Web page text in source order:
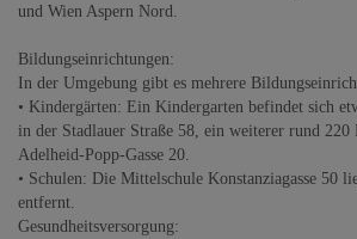
und Wien Aspern Nord.
Bildungseinrichtungen:
In der Umgebung gibt es mehrere
• Kindergärten: Ein Kindergarten befindet sich
in der Stadlauer Straße 58, ein weiterer rund
Adelheid-Popp-Gasse 20.
• Schulen: Die Mittelschule Konstanziagasse 50
entfernt.
Gesundheitsversorgung: